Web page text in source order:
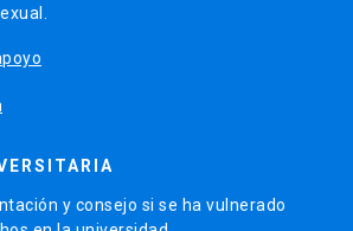
y consejo si se ha vulnerado